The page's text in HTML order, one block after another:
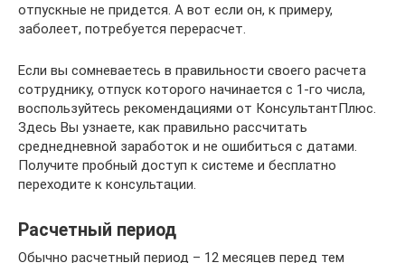
отпускные не придется. А вот если он, к примеру,
заболеет, потребуется перерасчет.
Если вы сомневаетесь в правильности своего расчета
сотруднику, отпуск которого начинается с 1-го числа,
воспользуйтесь рекомендациями от КонсультантПлюс.
Здесь Вы узнаете, как правильно рассчитать
среднедневной заработок и не ошибиться с датами.
Получите пробный доступ к системе и бесплатно
переходите к консультации.
Расчетный период
Обычно расчетный период – 12 месяцев перед тем